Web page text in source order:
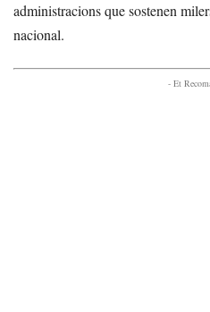
administracions que sostenen
nacional.
- Et